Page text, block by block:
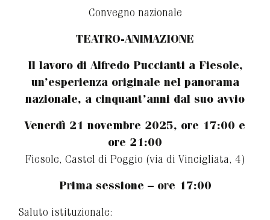
Convegno nazionale
TEATRO-ANIMAZIONE
Il lavoro di Alfredo Puccianti a Fiesole,
un’esperienza originale nel panorama
nazionale, a cinquant’anni dal suo avvio
Venerdì 21 novembre 2025, ore 17:00 e
ore 21:00
Fiesole, Castel di Poggio (via di Vincigliata, 4)
Prima sessione – ore 17:00
Saluto istituzionale: